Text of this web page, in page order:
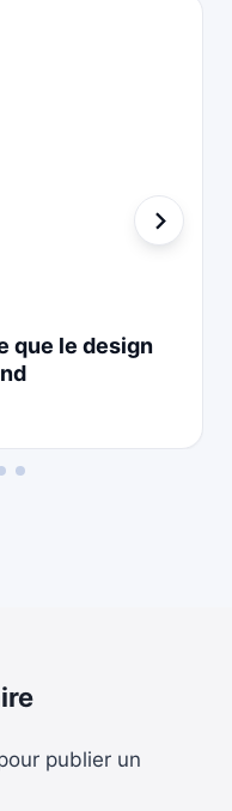
que le design
publier un